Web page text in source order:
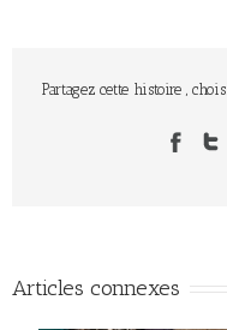
Partagez cette histoire ,
Articles connexes